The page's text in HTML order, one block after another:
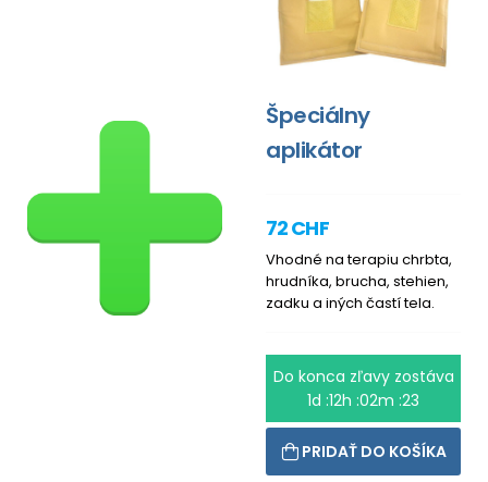
Špeciálny
aplikátor
72 CHF
Vhodné na terapiu chrbta,
hrudníka, brucha, stehien,
zadku a iných častí tela.
Do konca zľavy zostáva
1d :12h :02m :23
PRIDAŤ DO KOŠÍKA